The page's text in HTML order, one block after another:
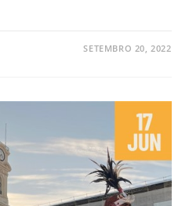
SETEMBRO 20, 2022